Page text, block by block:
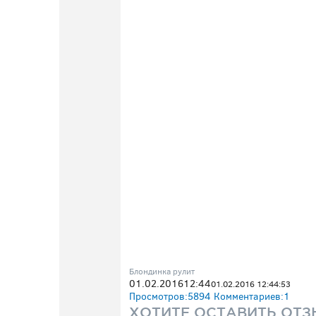
Блондинка рулит
01.02.201612:4401.02.2016 12:44:53
Просмотров:5894 Комментариев:1
ХОТИТЕ ОСТАВИТЬ